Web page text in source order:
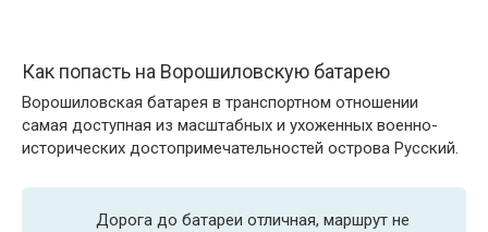
Как попасть на Ворошиловскую батарею
Ворошиловская батарея в транспортном отношении
самая доступная из масштабных и ухоженных военно-
исторических достопримечательностей острова Русский.
Дорога до батареи отличная, маршрут не